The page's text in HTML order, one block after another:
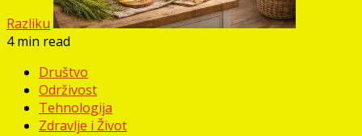
Razliku
4 min read
Društvo
Održivost
Tehnologija
Zdravlje i Život